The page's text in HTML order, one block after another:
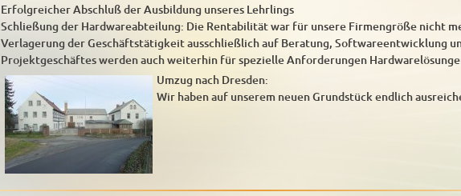
Erfolgreicher Abschluß der Ausbildung unseres Lehrlings
Schließung der Hardwareabteilung: Die Rentabilität war für unsere Firmengröße nicht
Verlagerung der Geschäftstätigkeit ausschließlich auf Beratung, Softwareentwicklung
Projektgeschäftes werden auch weiterhin für spezielle Anforderungen
Umzug nach Dresden:
Wir haben auf unserem neuen Grundstück endlich